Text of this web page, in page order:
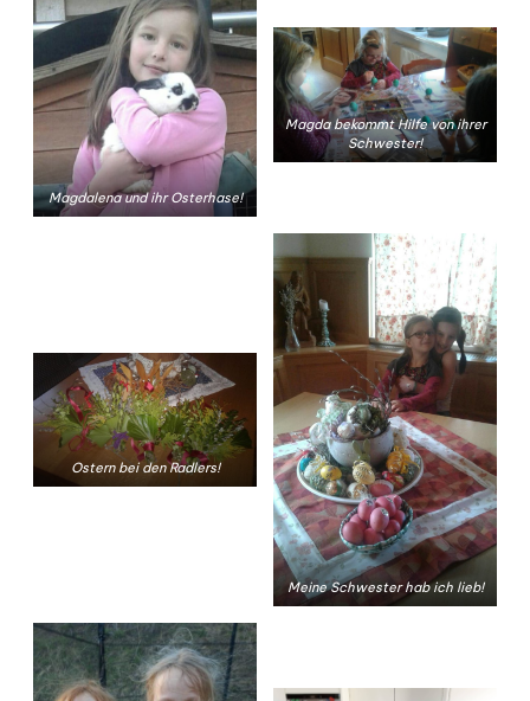
Magdalena und ihr Osterhase!
Magda bekommt Hilfe von ihrer
Schwester!
Ostern bei den Radlers!
Meine Schwester hab ich lieb!